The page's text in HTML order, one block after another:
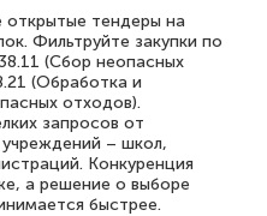
открытые тендеры на
Фильтруйте закупки по
(Сбор неопасных
(Обработка и
отходов).
запросов от
– школ,
Конкуренция
а решение о выборе
быстрее.